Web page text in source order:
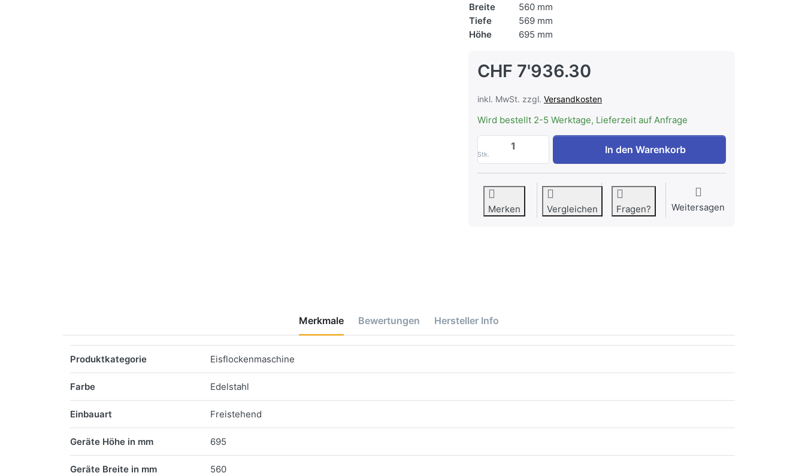
Breite
560 mm
Tiefe
569 mm
Höhe
695 mm
CHF 7'936.30
inkl. MwSt. zzgl. Versandkosten
Wird bestellt 2-5 Werktage, Lieferzeit auf Anfrage
Stk.
BREMA G-510W HC Flockeneismaschine zu CHF 7'936.30,
In den Warenkorb
Merken Vergleichen Fragen? Weitersagen
Merkmale Bewertungen Hersteller Info
Produktkategorie Eisflockenmaschine
Farbe Edelstahl
Einbauart Freistehend
Geräte Höhe in mm 695
Geräte Breite in mm 560